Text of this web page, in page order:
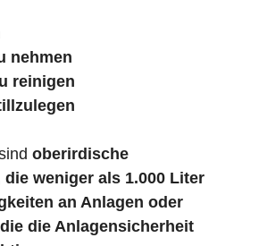
nehmen
reinigen
oberirdische
weniger als 1.000 Liter
an Anlagen oder
die Anlagensicherheit